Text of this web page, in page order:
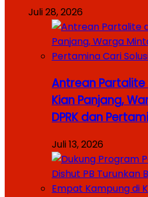
Juli 28, 2026
Antrean Partalite
Kian Panjang,
DPRK dan
Juli 13, 2026